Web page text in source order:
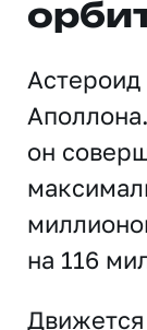
Астероид
он
на 116